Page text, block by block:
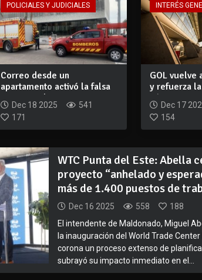
POLICIALES Y JUDICIALES
Correo desde un
apartamento activó la falsa
amenaza al WTC:...
Dec 18 2025
541
171
INTERÉS
GOL vuelve
y refuerza
aérea...
Dec 17
154
WTC Punta del Este: Abella
proyecto “anhelado y
más de 1.400 puestos de
Dec 16 2025 558
188
El intendente de Maldonado, Miguel
la inauguración del World Trade
corona un proceso extenso de
subrayó su impacto inmediato en el...